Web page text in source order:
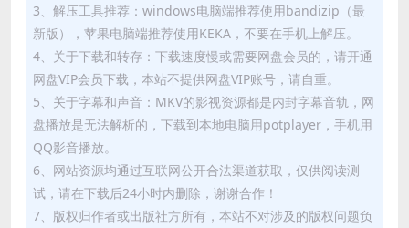
3、解压工具推荐：windows电脑端推荐使用bandizip（最
新版），苹果电脑端推荐使用KEKA，不要在手机上解压。
4、关于下载和转存：下载速度慢或需要网盘会员的，请开通
网盘VIP会员下载，本站不提供网盘VIP账号，请自重。
5、关于字幕和声音：MKV的影视资源都是内封字幕音轨，网
盘播放是无法解析的，下载到本地电脑用potplayer，手机用
QQ影音播放。
6、网站资源均通过互联网公开合法渠道获取，仅供阅读测
试，请在下载后24小时内删除，谢谢合作！
7、版权归作者或出版社方所有，本站不对涉及的版权问题负